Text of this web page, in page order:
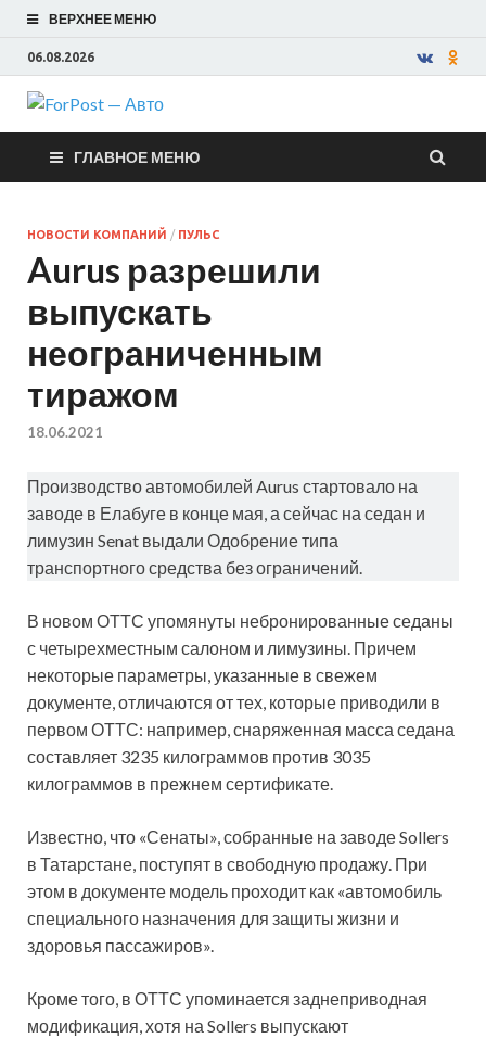
ВЕРХНЕЕ МЕНЮ
06.08.2026
ForPost —
Авто
ГЛАВНОЕ МЕНЮ
НОВОСТИ КОМПАНИЙ / ПУЛЬС
Aurus разрешили
выпускать
неограниченным
тиражом
18.06.2021
Производство автомобилей Aurus стартовало на
заводе в Елабуге в конце мая, а сейчас на седан и
лимузин Senat выдали Одобрение типа
транспортного средства без ограничений.
В новом ОТТС упомянуты небронированные седаны
с четырехместным салоном и лимузины. Причем
некоторые параметры, указанные в свежем
документе, отличаются от тех, которые приводили в
первом ОТТС: например, снаряженная масса седана
составляет 3235 килограммов против 3035
килограммов в прежнем сертификате.
Известно, что «Сенаты», собранные на заводе Sollers
в Татарстане, поступят в свободную продажу. При
этом в документе модель проходит как «автомобиль
специального назначения для защиты жизни и
здоровья пассажиров».
Кроме того, в ОТТС упоминается заднеприводная
модификация, хотя на Sollers выпускают